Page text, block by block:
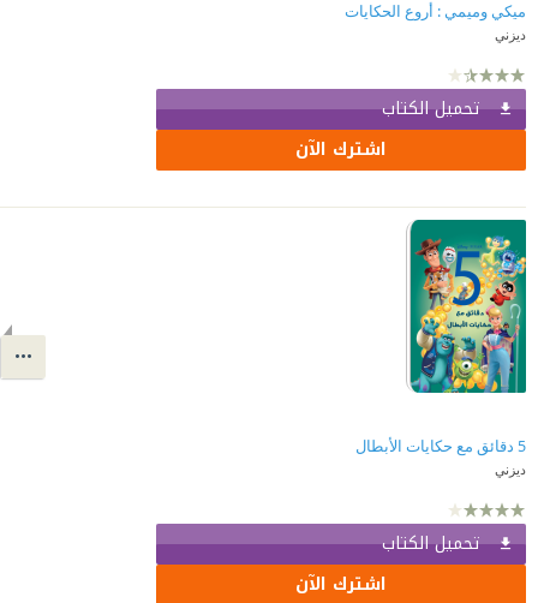
ميكي وميمي : أروع الحكايات
ديزني
تحميل الكتاب
اشترك الآن
5 دقائق مع حكايات الأبطال
ديزني
تحميل الكتاب
اشترك الآن